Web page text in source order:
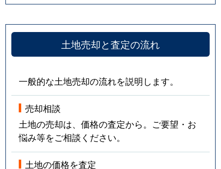
土地売却と査定の流れ
一般的な土地売却の流れを説明します。
売却相談
土地の売却は、価格の査定から。ご要望・お
悩み等をご相談ください。
土地の価格を査定